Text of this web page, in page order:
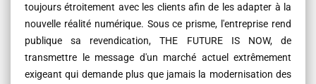
toujours étroitement avec les clients afin de les adapter à la
nouvelle réalité numérique. Sous ce prisme, l'entreprise rend
publique sa revendication, THE FUTURE IS NOW, de
transmettre le message d'un marché actuel extrêmement
exigeant qui demande plus que jamais la modernisation des